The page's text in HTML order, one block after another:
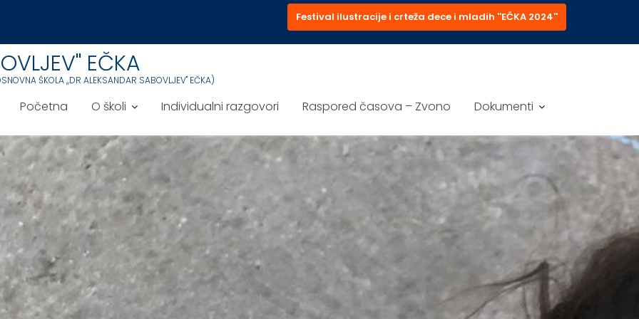
Festival ilustracije i crteža dece i mladih ''EČKA 2024''
EČKA
ŠKOLA ,,DR ALEKSANDAR SABOVLJEV'' EČKA)
Početna O školi Individualni razgovori Raspored časova – Zvono Dokumenti